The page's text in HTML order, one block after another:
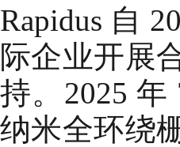
Rapidus 自
际企业开展
持。2025
纳米全环绕